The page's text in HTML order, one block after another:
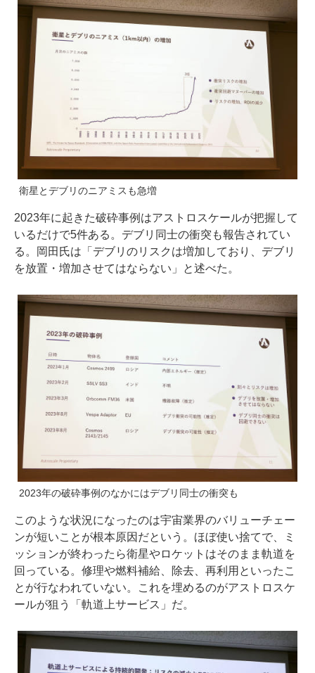
衛星とデブリのニアミスも急増
2023年に起きた破砕事例はアストロスケールが把握して
いるだけで5件ある。デブリ同士の衝突も報告されてい
る。岡田氏は「デブリのリスクは増加しており、デブリ
を放置・増加させてはならない」と述べた。
2023年の破砕事例のなかにはデブリ同士の衝突も
このような状況になったのは宇宙業界のバリューチェー
ンが短いことが根本原因だという。ほぼ使い捨てで、ミ
ッションが終わったら衛星やロケットはそのまま軌道を
回っている。修理や燃料補給、除去、再利用といったこ
とが行なわれていない。これを埋めるのがアストロスケ
ールが狙う「軌道上サービス」だ。